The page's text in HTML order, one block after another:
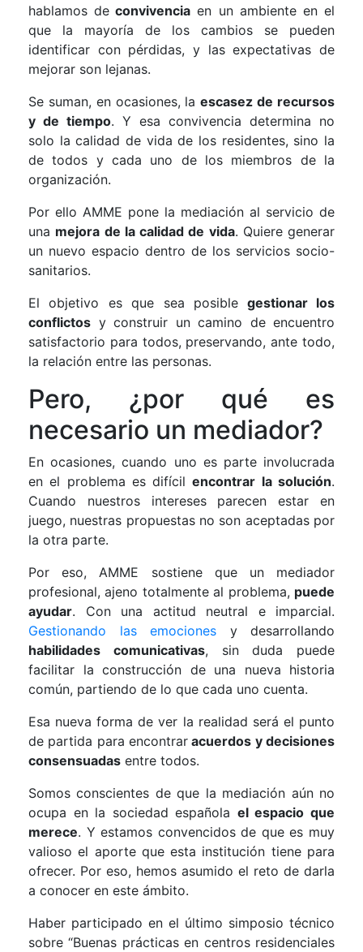
hablamos de convivencia en un ambiente en el
que la mayoría de los cambios se pueden
identificar con pérdidas, y las expectativas de
mejorar son lejanas.
Se suman, en ocasiones, laescasez de recursos
y de tiempo. Y esa convivencia determina no
solo la calidad de vida de los residentes, sino la
de todos y cada uno de los miembros de la
organización.
Por ello AMME pone la mediación al servicio de
una mejora de la calidad de vida. Quiere generar
un nuevo espacio dentro de los servicios socio-
sanitarios.
El objetivo es que sea posible gestionar los
conflictos y construir un camino de encuentro
satisfactorio para todos, preservando, ante todo,
la relación entre las personas.
Pero, ¿por qué es
necesario un mediador?
En ocasiones, cuando uno es parte involucrada
en el problema es difícilencontrar la solución.
Cuando nuestros intereses parecen estar en
juego, nuestras propuestas no son aceptadas por
la otra parte.
Por eso, AMME sostiene que un mediador
profesional, ajeno totalmente al problema, puede
ayudar. Con una actitud neutral e imparcial.
Gestionando las emociones y desarrollando
habilidades comunicativas, sin duda puede
facilitar la construcción de una nueva historia
común, partiendo de lo que cada uno cuenta.
Esa nueva forma de ver la realidad será el punto
de partida para encontrar acuerdos y decisiones
consensuadas entre todos.
Somos conscientes de que la mediación aún no
ocupa en la sociedad española el espacio que
merece. Y estamos convencidos de que es muy
valioso el aporte que esta institución tiene para
ofrecer. Por eso, hemos asumido el reto de darla
a conocer en este ámbito.
Haber participado en el último simposio técnico
sobre “Buenas prácticas en centros residenciales